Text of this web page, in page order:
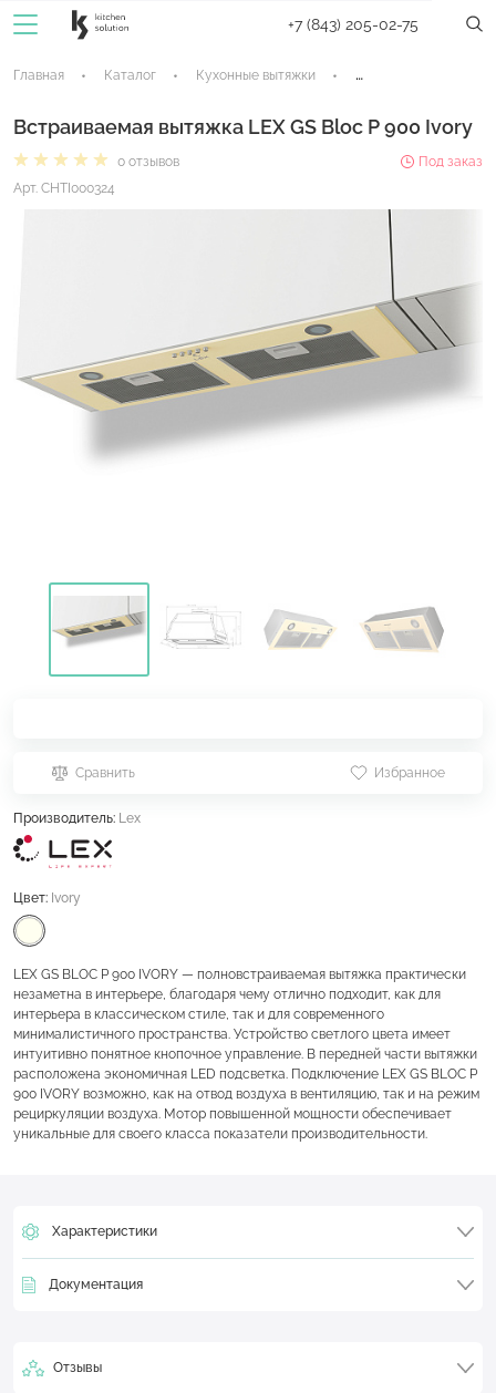
+7 (843) 205-02-75
Главная Каталог Кухонные вытяжки Встраиваемые
Встраиваемая вытяжка LEX GS Bloc P 900 Ivory
0 отзывов
Под заказ
Арт. CHTI000324
Сравнить Избранное
Производитель: Lex
Цвет: Ivory
LEX GS BLOC P 900 IVORY — полновстраиваемая вытяжка практически
незаметна в интерьере, благодаря чему отлично подходит, как для
интерьера в классическом стиле, так и для современного
минималистичного пространства. Устройство светлого цвета имеет
интуитивно понятное кнопочное управление. В передней части вытяжки
расположена экономичная LED подсветка. Подключение LEX GS BLOC P
900 IVORY возможно, как на отвод воздуха в вентиляцию, так и на режим
рециркуляции воздуха. Мотор повышенной мощности обеспечивает
уникальные для своего класса показатели производительности.
Характеристики
Документация
Отзывы